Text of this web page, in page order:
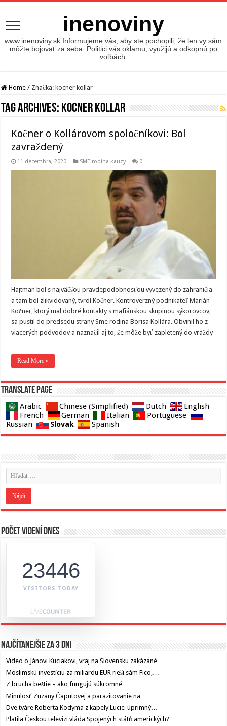
inenoviny
www.inenoviny.sk Informujeme vás, aby ste pochopili, že len vy sám
môžte bojovať za seba. Politici vás oklamu, využijú a odkopnú po
voľbách.
Home / Značka: kocner kollar
Tag Archives: kocner kollar
Kočner o Kollárovom spoločníkovi: Bol
zavraždený
11 decembra, 2020 SME rodina kauzy 0
Hajtman bol s najväčšou pravdepodobnosťou vyvezený do zahraničia
a tam bol zlikvidovaný, tvrdí Kočner. Kontroverzný podnikateľ Marián
Kočner, ktorý mal dobré kontakty s mafiánskou skupinou sýkorovcov,
sa pustil do predsedu strany Sme rodina Borisa Kollára. Obvinil ho z
viacerých podvodov a naznačil aj to, že môže byť zapletený do vraždy
Read More »
Translate page
Arabic Chinese (Simplified) Dutch
English
French
German Italian
Portuguese
Russian
Slovak Spanish
Počet videní dnes
23446
VISITORS TODAY
Najčítanejšie za 3 dni
Video o Jánovi Kuciakovi, vraj na Slovensku zakázané
Moslimskú investíciu za miliardu EUR rieši sám Fico,…
Z brucha beštie – ako fungujú súkromné…
Minulosť Zuzany Čaputovej a parazitovanie na…
Dve tváre Roberta Kodyma z kapely Lucie-úprimný…
Platila Českou televizi vláda Spojených států amerických?